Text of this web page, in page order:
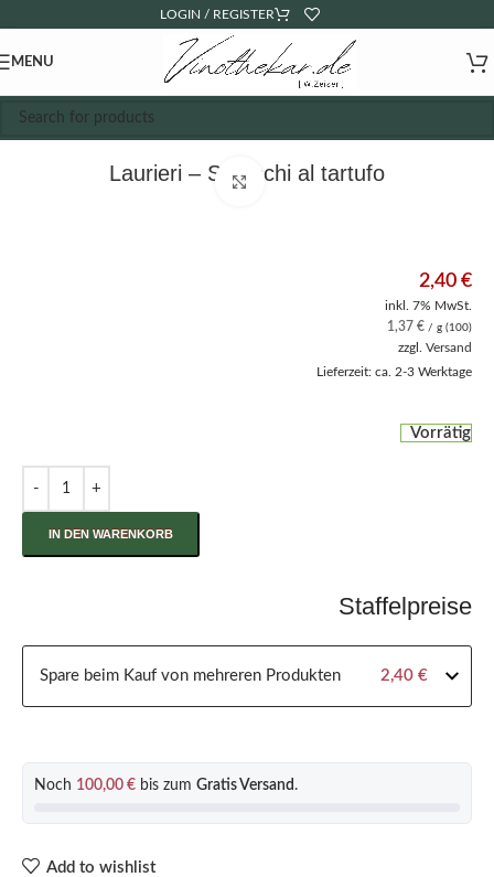
LOGIN / REGISTER
MENU
Laurieri – Scrocchi al tartufo
Click to enlarge
2,40 €
inkl. 7% MwSt.
1,37 € / g (100)
zzgl. Versand
Lieferzeit: ca. 2-3 Werktage
Vorrätig
IN DEN WARENKORB
Staffelpreise
Spare beim Kauf von mehreren Produkten 2,40 €
Noch 100,00 € bis zum Gratis Versand .
Add to wishlist